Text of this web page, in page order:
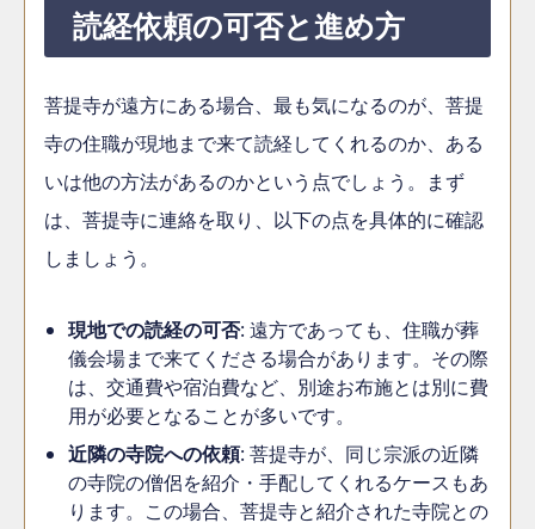
読経依頼の可否と進め方
菩提寺が遠方にある場合、最も気になるのが、菩提
寺の住職が現地まで来て読経してくれるのか、ある
いは他の方法があるのかという点でしょう。まず
は、菩提寺に連絡を取り、以下の点を具体的に確認
しましょう。
現地での読経の可否: 遠方であっても、住職が葬
儀会場まで来てくださる場合があります。その際
は、交通費や宿泊費など、別途お布施とは別に費
用が必要となることが多いです。
近隣の寺院への依頼: 菩提寺が、同じ宗派の近隣
の寺院の僧侶を紹介・手配してくれるケースもあ
ります。この場合、菩提寺と紹介された寺院との